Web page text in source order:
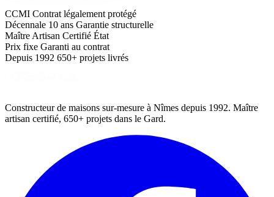
CCMI Contrat légalement protégé
Décennale 10 ans Garantie structurelle
Maître Artisan Certifié État
Prix fixe Garanti au contrat
Depuis 1992 650+ projets livrés
Constructeur de maisons sur-mesure à Nîmes depuis 1992. Maître
artisan certifié, 650+ projets dans le Gard.